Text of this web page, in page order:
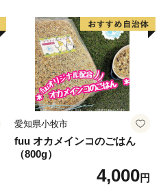
愛知県小牧市
fuu オカメインコのごはん
（800g）
4,000円